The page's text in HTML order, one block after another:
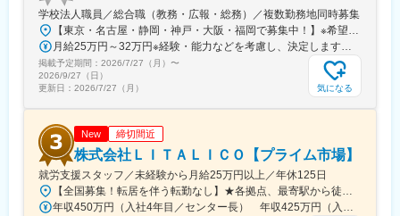
田駅、新御茶ノ水駅、越中島駅、国際展示場駅、淡路町駅、六本
木一丁目駅、乃木坂駅、井の頭公園駅、銀座駅、西武新宿駅、三
越前駅、新高円寺駅、落合駅(東京都)、虎ノ門駅、半蔵門駅、大崎
広小路駅、二子新地駅、大森海岸駅、大塚駅前駅、溝の口駅、新
高島駅、桜木町駅、元町・中華街駅、下飯田駅、石上駅、糸貫
駅、近鉄名古屋駅、栄町駅(愛知県)、西高蔵駅、矢田駅(愛知県)、
木曽川駅、東海通駅、新豊橋駅、京都駅、祇園四条駅、鞍馬口
駅、北新地駅、谷町九丁目駅、日本橋駅(大阪府)、天王寺駅前駅、
梅田駅(地下鉄)、今福鶴見駅、四ツ橋駅、大阪ビジネスパーク駅、
肥後橋駅、千里中央駅(大阪モノレール)、桜ノ宮駅、岡本駅(兵庫
県)、甲子園駅、石屋川駅、祇園駅(福岡県)、天神南駅、朝倉街道
駅、平和通駅、元田中駅、奥沢駅、松原駅(東京都)、西太子堂駅、
代官山駅、池ノ上駅、新丸子駅、花隈駅、芦花公園駅、元町駅(兵
学校法人職員／総合職（教務・広報・総務）／複数勤務地同時募集
【東京・名古屋・静岡・神戸・大阪・福岡で募集中！】※希望を考慮して決定します・東京都中央区日本橋堀留町2-3-14 堀留THビル 7階・東京都中央区日本橋堀留町1-9-8 人形町PREXビル 10階・東京都中央区日本橋小伝馬町15-14 日本橋F BUSINESS CUBE 5階・東京都中央区築地5-6-10 浜離宮パークサイドプレイス２F 中央美術学園築地・東京都練馬区関町北2丁目34-12 中央美術学園武蔵関・東京都文京区小石川2-12-4 中央美術学園小石川・東京都江東区富岡1-13-6 中央美術学園門前仲町・愛知県名古屋市熱田区金山町1丁目11－8 明美文化服装専門学校・大阪府大阪市北区梅田1丁目12番12号 東京建物梅田ビル 12階・兵庫県神戸市東灘区向洋町中1丁目15 専門学校アートカレッジ神戸、神戸動植物環境専門学校・兵庫県神戸市東灘区御影山手1丁目18-1 頌栄短期大学、頌栄幼稚園・静岡県静岡市駿河区曲金6-4-6 プロスペラ学院ビジネス専門学校・福岡県福岡市南区大橋4-13-27 西日本アカデミー専門学校
月給25万円～32万円※経験・能力などを考慮し、決定します。※試用期間中（3ヵ月）も同条件。
掲載予定期間： 2026/7/27（月） 〜
2026/9/27（日）
更新日： 2026/7/27（月） 気になる
New 締切間近
株式会社ＬＩＴＡＬＩＣＯ【プライム市場】
就労支援スタッフ／未経験から月給25万円以上／年休125日
【全国募集！転居を伴う転勤なし】★各拠点、最寄駅から徒歩5～10分圏内北海道：新さっぽろ福島県：福島（新）、郡山群馬県：高崎東口埼玉県：さいたま浦和、和光、小手指、南越谷、草加、朝霞台（新）千葉県：千葉中央公園、柏西口、西船橋、松戸西口中通、市原（新）東京都：水道橋、錦糸町、上野（新）、秋葉原、日暮里、新小岩、葛西駅前、亀有、大塚、新橋神奈川県：横浜都築、川崎、川崎駅前南、二俣川、本厚木、横須賀（新）、大和（新）、小田原（新）長野県：松本（新）静岡県：静岡、富士（新）愛知県：藤が丘、八事、大曽根、春日井（新）、尾張一宮、名古屋金山、豊田岐阜県：岐阜大阪府：大阪梅田、住道奈良県：奈良（新）京都府：京都駅前、京都駅南、山科醍醐、伏見桃山、四条大宮、四条河原町、烏丸御池、宇治岡山県：倉敷広島県：広島、広島駅南、広島横川、広島紙屋町・新＝新規開設拠点。開設前、別拠点配属の可能性あり・詳細：『LITALICOワークス 全国一覧』参照・勤務地：希望考慮の上、通勤1時間圏内で配属先を決定予定。上記以外の拠点希望も歓迎※受動喫煙対策：屋内全面禁煙
年収450万円（入社4年目／センター長） 年収425万円（入社3年目／サービス管理責任者）